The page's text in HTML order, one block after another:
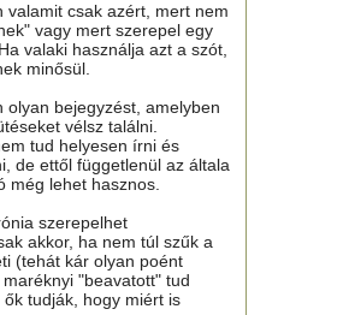
valamit csak azért, mert nem
vagy mert szerepel egy
valaki használja azt a szót,
minősül.
olyan bejegyzést, amelyben
vélsz találni.
tud helyesen írni és
de ettől függetlenül az általa
még lehet hasznos.
szerepelhet
akkor, ha nem túl szűk a
(tehát kár olyan poént
"beavatott" tud
tudják, hogy miért is